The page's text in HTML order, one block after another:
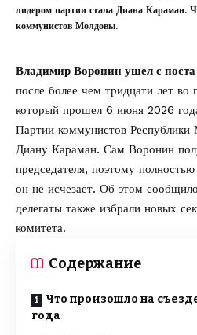
лидером партии стала Диана Караман.
коммунистов Молдовы.
Владимир Воронин ушел с
после более чем тридцати лет во
который прошел 6 июня 2026
Партии коммунистов Республики
Диану Караман. Сам Воронин
председателя, поэтому
он не исчезает. Об этом сообщило
делегаты также избрали новых
комитета.
Содержание
Что произошло на
года